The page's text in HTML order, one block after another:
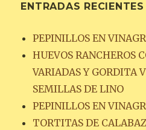
ENTRADAS RECIENTES
PEPINILLOS EN
HUEVOS RANCHEROS
VARIADAS Y GORDITA
SEMILLAS DE LINO
PEPINILLOS EN
TORTITAS DE